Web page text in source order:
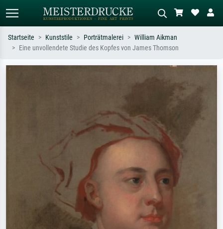
Wiese, Abstrakt mit viel Rot, Dunkles
Startseite Kunststile Porträtmalerei
William Aikman
Eine unvollendete Studie des Kopfes von James Thomson